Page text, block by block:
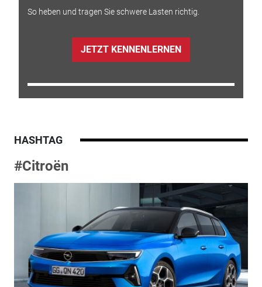
So heben und tragen Sie schwere Lasten richtig.
JETZT KENNENLERNEN
HASHTAG
#Citroën